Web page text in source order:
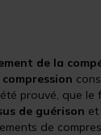
de la
prouvé, que
de guérison et
de